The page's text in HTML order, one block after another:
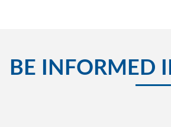
BE INFORMED